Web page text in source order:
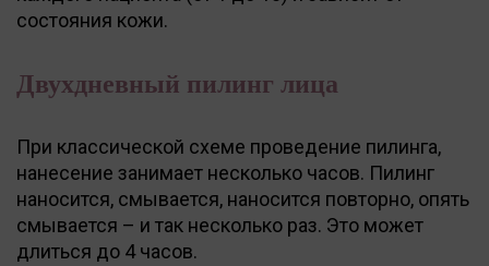
состояния кожи.
Двухдневный пилинг лица
При классической схеме проведение пилинга,
нанесение занимает несколько часов. Пилинг
наносится, смывается, наносится повторно, опять
смывается – и так несколько раз. Это может
длиться до 4 часов.